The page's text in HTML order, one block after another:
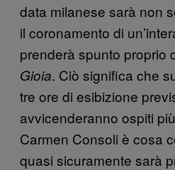
data milanese sarà non
il coronamento di
prenderà spunto proprio
Gioia. Ciò significa che
tre ore di esibizione
avvicenderanno ospiti
Carmen Consoli è cosa
quasi sicuramente sarà